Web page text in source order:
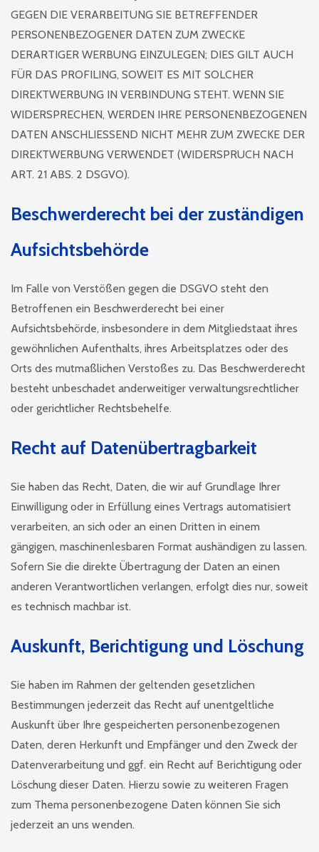
GEGEN DIE VERARBEITUNG SIE BETREFFENDER
PERSONENBEZOGENER DATEN ZUM ZWECKE
DERARTIGER WERBUNG EINZULEGEN; DIES GILT AUCH
FÜR DAS PROFILING, SOWEIT ES MIT SOLCHER
DIREKTWERBUNG IN VERBINDUNG STEHT. WENN SIE
WIDERSPRECHEN, WERDEN IHRE PERSONENBEZOGENEN
DATEN ANSCHLIESSEND NICHT MEHR ZUM ZWECKE DER
DIREKTWERBUNG VERWENDET (WIDERSPRUCH NACH
ART. 21 ABS. 2 DSGVO).
Beschwerde­recht bei der zuständigen
Aufsichts­behörde
Im Falle von Verstößen gegen die DSGVO steht den
Betroffenen ein Beschwerderecht bei einer
Aufsichtsbehörde, insbesondere in dem Mitgliedstaat ihres
gewöhnlichen Aufenthalts, ihres Arbeitsplatzes oder des
Orts des mutmaßlichen Verstoßes zu. Das Beschwerderecht
besteht unbeschadet anderweitiger verwaltungsrechtlicher
oder gerichtlicher Rechtsbehelfe.
Recht auf Daten­übertrag­barkeit
Sie haben das Recht, Daten, die wir auf Grundlage Ihrer
Einwilligung oder in Erfüllung eines Vertrags automatisiert
verarbeiten, an sich oder an einen Dritten in einem
gängigen, maschinenlesbaren Format aushändigen zu lassen.
Sofern Sie die direkte Übertragung der Daten an einen
anderen Verantwortlichen verlangen, erfolgt dies nur, soweit
es technisch machbar ist.
Auskunft, Berichtigung und Löschung
Sie haben im Rahmen der geltenden gesetzlichen
Bestimmungen jederzeit das Recht auf unentgeltliche
Auskunft über Ihre gespeicherten personenbezogenen
Daten, deren Herkunft und Empfänger und den Zweck der
Datenverarbeitung und ggf. ein Recht auf Berichtigung oder
Löschung dieser Daten. Hierzu sowie zu weiteren Fragen
zum Thema personenbezogene Daten können Sie sich
jederzeit an uns wenden.